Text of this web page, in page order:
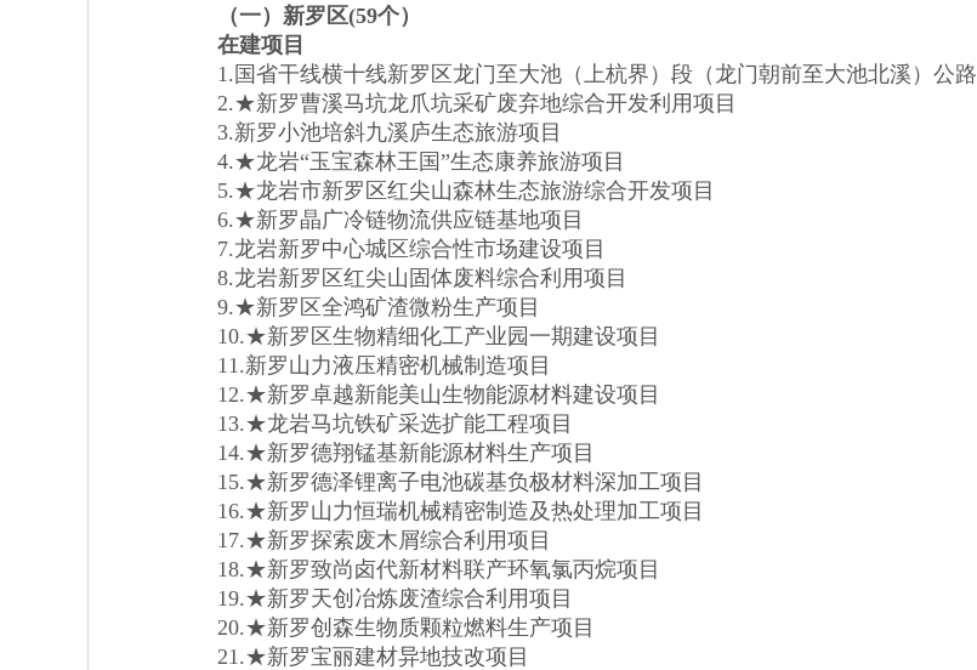
（一）新罗区(59个）
在建项目
1.国省干线横十线新罗区龙门至大池（上杭界）段（龙门朝前至大池北溪）公路
2.★新罗曹溪马坑龙爪坑采矿废弃地综合开发利用项目
3.新罗小池培斜九溪庐生态旅游项目
4.★龙岩“玉宝森林王国”生态康养旅游项目
5.★龙岩市新罗区红尖山森林生态旅游综合开发项目
6.★新罗晶广冷链物流供应链基地项目
7.龙岩新罗中心城区综合性市场建设项目
8.龙岩新罗区红尖山固体废料综合利用项目
9.★新罗区全鸿矿渣微粉生产项目
10.★新罗区生物精细化工产业园一期建设项目
11.新罗山力液压精密机械制造项目
12.★新罗卓越新能美山生物能源材料建设项目
13.★龙岩马坑铁矿采选扩能工程项目
14.★新罗德翔锰基新能源材料生产项目
15.★新罗德泽锂离子电池碳基负极材料深加工项目
16.★新罗山力恒瑞机械精密制造及热处理加工项目
17.★新罗探索废木屑综合利用项目
18.★新罗致尚卤代新材料联产环氧氯丙烷项目
19.★新罗天创冶炼废渣综合利用项目
20.★新罗创森生物质颗粒燃料生产项目
21.★新罗宝丽建材异地技改项目